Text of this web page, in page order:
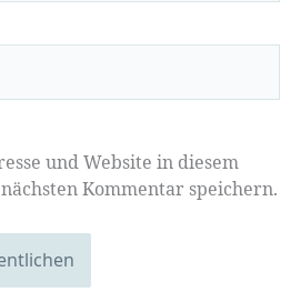
und Website in diesem
Kommentar speichern.